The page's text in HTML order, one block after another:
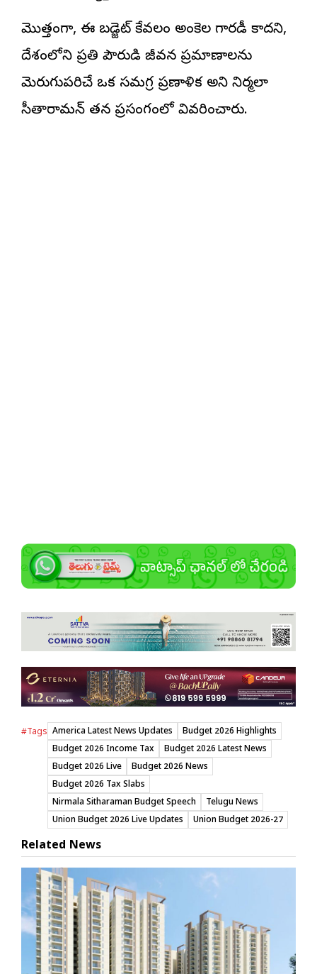
మొత్తంగా, ఈ బడ్జెట్ కేవలం అంకెల గారడీ కాదని,
దేశంలోని ప్రతి పౌరుడి జీవన ప్రమాణాలను
మెరుగుపరిచే ఒక సమగ్ర ప్రణాళిక అని నిర్మలా
సీతారామన్ తన ప్రసంగంలో వివరించారు.
#Tags America Latest News Updates
Budget 2026 Highlights
Budget 2026 Income Tax
Budget 2026 Latest News
Budget 2026 Live
Budget 2026 News
Budget 2026 Tax Slabs
Nirmala Sitharaman Budget Speech
Telugu News
Union Budget 2026 Live Updates
Union Budget 2026-27
Related News